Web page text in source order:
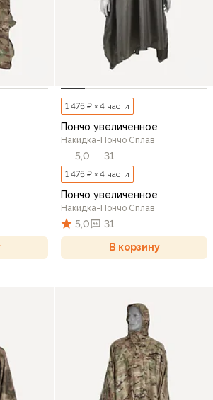
1 475 ₽ × 4 части
Пончо увеличенное
Накидка-Пончо Сплав
5,0 31
1 475 ₽ × 4 части
Пончо увеличенное
Накидка-Пончо Сплав
5,0 31
В корзину